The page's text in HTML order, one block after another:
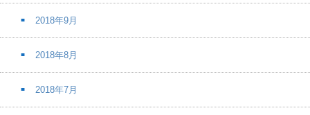
2018年9月
2018年8月
2018年7月